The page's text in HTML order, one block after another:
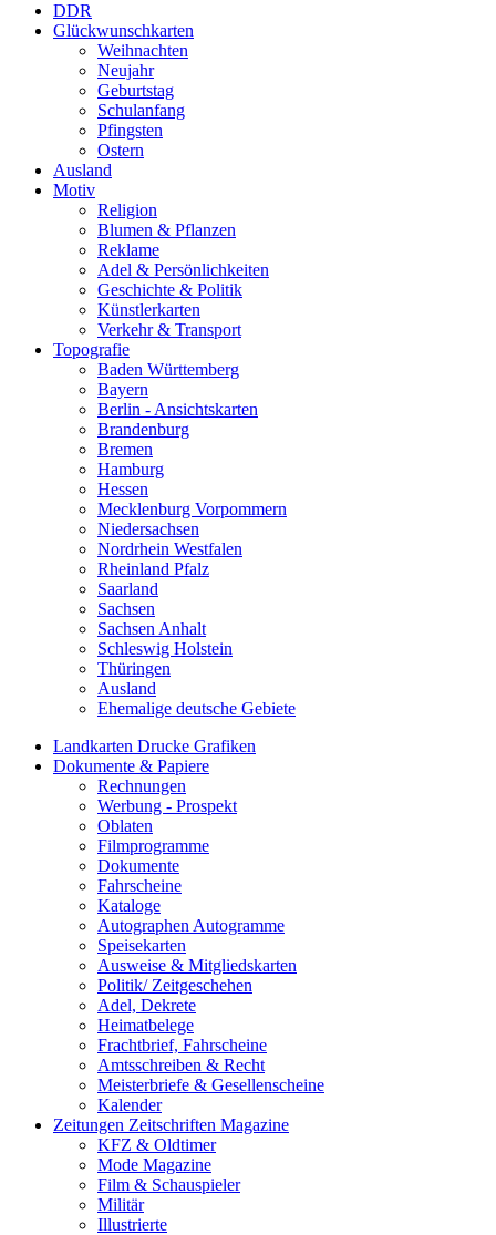
DDR
Glückwunschkarten
Weihnachten
Neujahr
Geburtstag
Schulanfang
Pfingsten
Ostern
Ausland
Motiv
Religion
Blumen & Pflanzen
Reklame
Adel & Persönlichkeiten
Geschichte & Politik
Künstlerkarten
Verkehr & Transport
Topografie
Baden Württemberg
Bayern
Berlin - Ansichtskarten
Brandenburg
Bremen
Hamburg
Hessen
Mecklenburg Vorpommern
Niedersachsen
Nordrhein Westfalen
Rheinland Pfalz
Saarland
Sachsen
Sachsen Anhalt
Schleswig Holstein
Thüringen
Ausland
Ehemalige deutsche Gebiete
Landkarten Drucke Grafiken
Dokumente & Papiere
Rechnungen
Werbung - Prospekt
Oblaten
Filmprogramme
Dokumente
Fahrscheine
Kataloge
Autographen Autogramme
Speisekarten
Ausweise & Mitgliedskarten
Politik/ Zeitgeschehen
Adel, Dekrete
Heimatbelege
Frachtbrief, Fahrscheine
Amtsschreiben & Recht
Meisterbriefe & Gesellenscheine
Kalender
Zeitungen Zeitschriften Magazine
KFZ & Oldtimer
Mode Magazine
Film & Schauspieler
Militär
Illustrierte